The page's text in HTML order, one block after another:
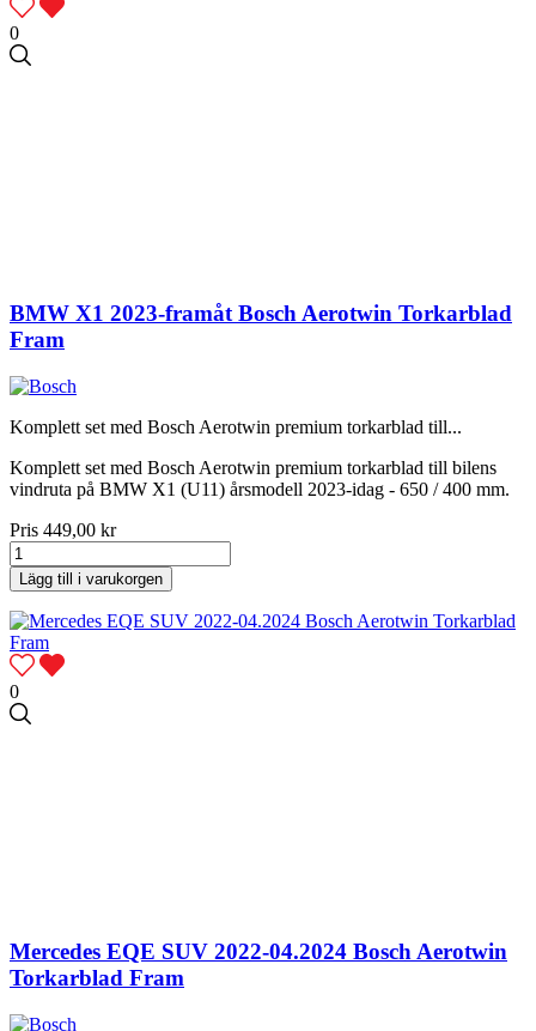
0
BMW X1 2023-framåt Bosch Aerotwin Torkarblad
Fram
Komplett set med Bosch Aerotwin premium torkarblad till...
Komplett set med Bosch Aerotwin premium torkarblad till bilens
vindruta på BMW X1 (U11) årsmodell 2023-idag - 650 / 400 mm.
Pris 449,00 kr
Lägg till i varukorgen
0
Mercedes EQE SUV 2022-04.2024 Bosch Aerotwin
Torkarblad Fram